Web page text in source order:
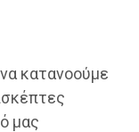
κατανοούμε
μας